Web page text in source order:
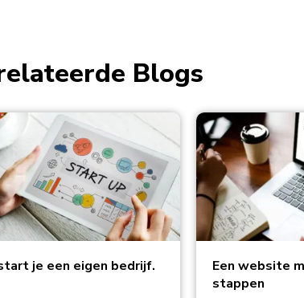
Blogs
je een eigen bedrijf.
Een website
stappen